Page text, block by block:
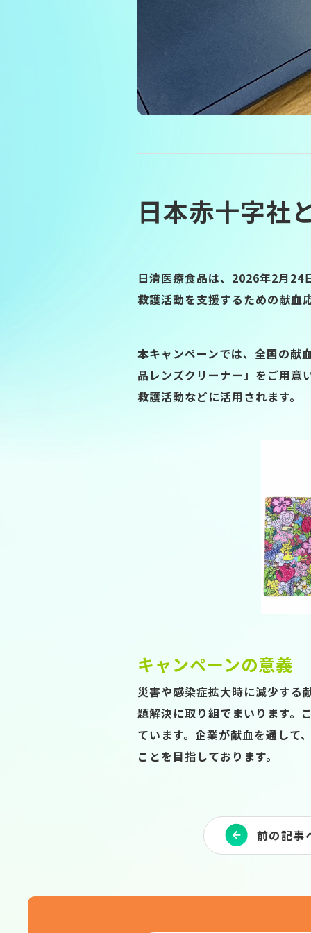
日本赤十字社
日清医療食品は、2026年2月24
救護活動を支援するための献血
本キャンペーンでは、全国の献
晶レンズクリーナー」をご用意
救護活動などに活用されます。
キャンペーンの意義
災害や感染症拡大時に減少する
題解決に取り組でまいります。
ています。企業が献血を通して
ことを目指しております。
前の記事